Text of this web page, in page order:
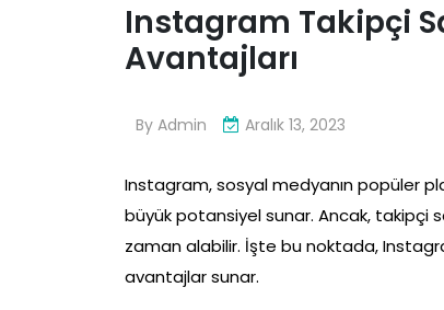
Instagram Takipçi
Avantajları
By Admin Aralık 13, 2023
Instagram, sosyal medyanın popüler
büyük potansiyel sunar. Ancak, takipçi
zaman alabilir. İşte bu noktada,
avantajlar sunar.